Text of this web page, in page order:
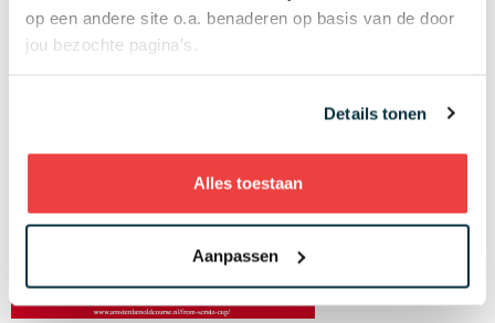
op een andere site o.a. benaderen op basis van de door
jou bezochte pagina’s.
Details tonen
Alles toestaan
Aanpassen
Opamsterdamoldcourse.nl/from-scratz-cupvind je
meer informatie en kun je je direct inschrijven.